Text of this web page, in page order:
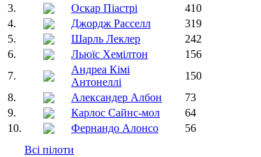
3.
Оскар Піастрі
410
4.
Джордж Расселл
319
5.
Шарль Леклер
242
6.
Льюїс Хемілтон
156
7.
Андреа Кімі
Антонеллі
150
8.
Александер Албон
73
9.
Карлос Сайнс-мол
64
10.
Фернандо Алонсо
56
Всі пілоти